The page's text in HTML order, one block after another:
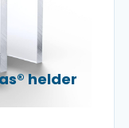
helder